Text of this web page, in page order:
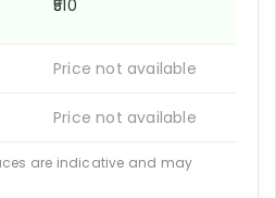
₹510
Price not available
Price not available
are indicative and may